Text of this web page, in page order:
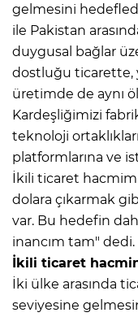
gelmesini
ile Pakistan
duygusal bağlar
dostluğu ticarette,
üretimde de aynı
Kardeşliğimizi
teknoloji
platformlarına ve
İkili ticaret
dolara çıkarmak
var. Bu hedefin
inancım tam" dedi.
İkili ticaret
İki ülke arasında
seviyesine